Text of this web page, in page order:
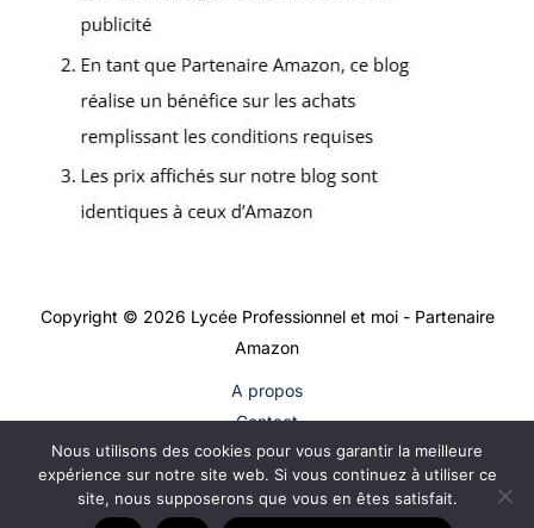
Copyright © 2026 Lycée Professionnel et moi - Partenaire
Amazon
A propos
Contact
Plan du site
Mentions légales
Politique de confidentialité
Nous utilisons des cookies pour vous garantir la meilleure
expérience sur notre site web. Si vous continuez à utiliser ce
site, nous supposerons que vous en êtes satisfait.